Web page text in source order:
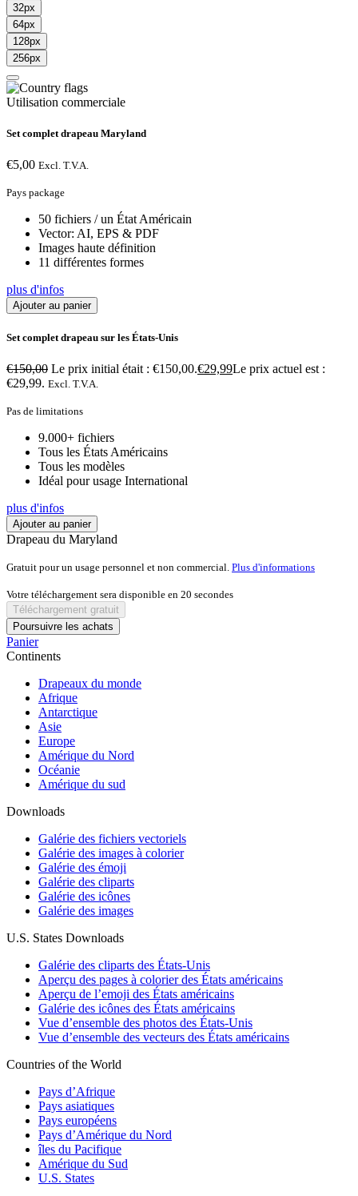
32px
64px
128px
256px
Utilisation commerciale
Set complet drapeau Maryland
€5,00 Excl. T.V.A.
Pays package
50 fichiers / un État Américain
Vector: AI, EPS & PDF
Images haute définition
11 différentes formes
plus d'infos
Ajouter au panier
Set complet drapeau sur les États-Unis
€150,00 Le prix initial était : €150,00.€29,99Le prix actuel est :
€29,99. Excl. T.V.A.
Pas de limitations
9.000+ fichiers
Tous les États Américains
Tous les modèles
Idéal pour usage International
plus d'infos
Ajouter au panier
Drapeau du Maryland
Gratuit pour un usage personnel et non commercial. Plus d'informations
Votre téléchargement sera disponible en 20 secondes
Téléchargement gratuit
Poursuivre les achats
Panier
Continents
Drapeaux du monde
Afrique
Antarctique
Asie
Europe
Amérique du Nord
Océanie
Amérique du sud
Downloads
Galérie des fichiers vectoriels
Galérie des images à colorier
Galérie des émoji
Galérie des cliparts
Galérie des icônes
Galérie des images
U.S. States Downloads
Galérie des cliparts des États-Unis
Aperçu des pages à colorier des États américains
Aperçu de l’emoji des États américains
Galérie des icônes des États américains
Vue d’ensemble des photos des États-Unis
Vue d’ensemble des vecteurs des États américains
Countries of the World
Pays d’Afrique
Pays asiatiques
Pays européens
Pays d’Amérique du Nord
îles du Pacifique
Amérique du Sud
U.S. States